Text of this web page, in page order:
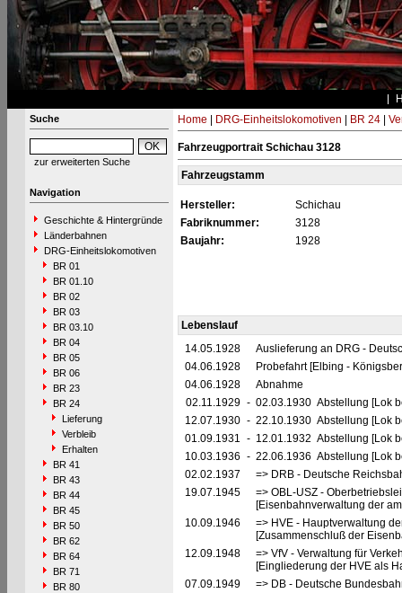
Suche
zur erweiterten Suche
Navigation
Geschichte & Hintergründe
Länderbahnen
DRG-Einheitslokomotiven
BR 01
BR 01.10
BR 02
BR 03
BR 03.10
BR 04
BR 05
BR 06
BR 23
BR 24
Lieferung
Verbleib
Erhalten
BR 41
BR 43
BR 44
BR 45
BR 50
BR 62
BR 64
BR 71
BR 80
Home DRG-Einheitslokomotiven BR 24|
Fahrzeugportrait Schichau 3128
Fahrzeugstamm
Hersteller:
Schichau
Fabriknummer:
3128
Baujahr:
1928
Lebenslauf
14.05.1928
Auslieferung an DRG -
04.06.1928
Probefahrt [Elbing -
04.06.1928
Abnahme
02.11.1929 - 02.03.1930 Abstellung [Lok
12.07.1930 - 22.10.1930 Abstellung [Lok
01.09.1931 - 12.01.1932 Abstellung [Lok
10.03.1936 - 22.06.1936 Abstellung [Lok
02.02.1937
=> DRB - Deutsche
19.07.1945
=> OBL-USZ -
[Eisenbahnverwaltung der
10.09.1946
=> HVE - Hauptverwaltung
[Zusammenschluß der
12.09.1948
=> VfV - Verwaltung für
[Eingliederung der HVE als
07.09.1949
=> DB - Deutsche